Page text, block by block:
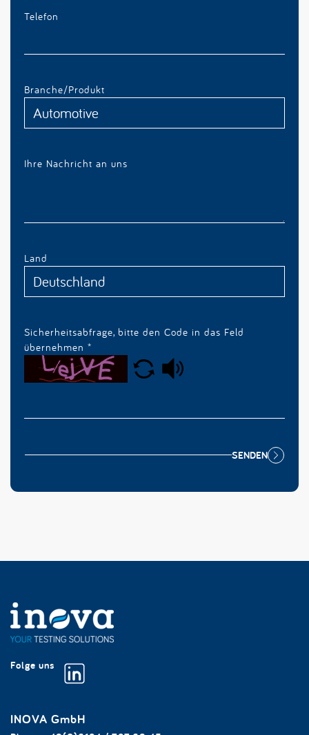
Telefon
Branche/Produkt
Ihre Nachricht an uns
Land
Sicherheitsabfrage, bitte den Code in das Feld
übernehmen *
SENDEN
Folge uns
INOVA GmbH